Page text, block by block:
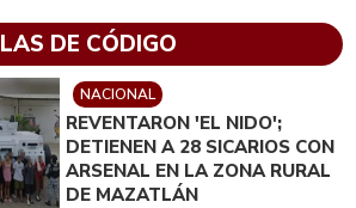
LAS DE CÓDIGO
NACIONAL
REVENTARON 'EL NIDO';
DETIENEN A 28 SICARIOS CON
ARSENAL EN LA ZONA RURAL
DE MAZATLÁN